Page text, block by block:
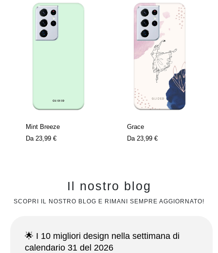
Mint Breeze
Da 23,99 €
Grace
Da 23,99 €
Il nostro blog
SCOPRI IL NOSTRO BLOG E RIMANI SEMPRE AGGIORNATO!
🌟 I 10 migliori design nella settimana di
calendario 31 del 2026